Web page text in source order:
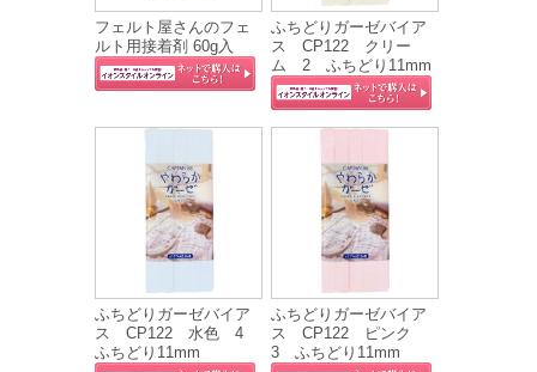
フェルト屋さんのフェ
ルト用接着剤 60g入
ふちどりガーゼバイア
ス CP122 クリー
ム 2 ふちどり11mm
ふちどりガーゼバイア
ス CP122 水色 4
ふちどり11mm
ふちどりガーゼバイア
ス CP122 ピンク
3 ふちどり11mm